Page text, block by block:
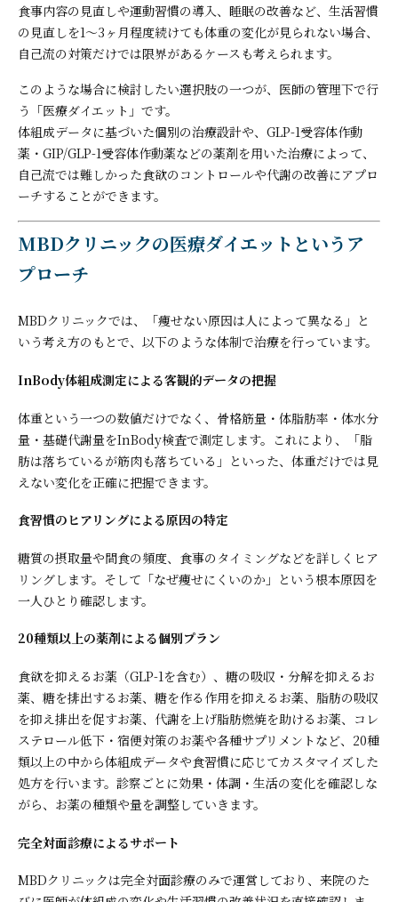
食事内容の見直しや運動習慣の導入、睡眠の改善など、生活習慣
の見直しを1〜3ヶ月程度続けても体重の変化が見られない場合、
自己流の対策だけでは限界があるケースも考えられます。
このような場合に検討したい選択肢の一つが、医師の管理下で行
う「医療ダイエット」です。
体組成データに基づいた個別の治療設計や、GLP-1受容体作動
薬・GIP/GLP-1受容体作動薬などの薬剤を用いた治療によって、
自己流では難しかった食欲のコントロールや代謝の改善にアプロ
ーチすることができます。
MBDクリニックの医療ダイエットというア
プローチ
MBDクリニックでは、「痩せない原因は人によって異なる」と
いう考え方のもとで、以下のような体制で治療を行っています。
InBody体組成測定による客観的データの把握
体重という一つの数値だけでなく、骨格筋量・体脂肪率・体水分
量・基礎代謝量をInBody検査で測定します。これにより、「脂
肪は落ちているが筋肉も落ちている」といった、体重だけでは見
えない変化を正確に把握できます。
食習慣のヒアリングによる原因の特定
糖質の摂取量や間食の頻度、食事のタイミングなどを詳しくヒア
リングします。そして「なぜ痩せにくいのか」という根本原因を
一人ひとり確認します。
20種類以上の薬剤による個別プラン
食欲を抑えるお薬（GLP-1を含む）、糖の吸収・分解を抑えるお
薬、糖を排出するお薬、糖を作る作用を抑えるお薬、脂肪の吸収
を抑え排出を促すお薬、代謝を上げ脂肪燃焼を助けるお薬、コレ
ステロール低下・宿便対策のお薬や各種サプリメントなど、20種
類以上の中から体組成データや食習慣に応じてカスタマイズした
処方を行います。診察ごとに効果・体調・生活の変化を確認しな
がら、お薬の種類や量を調整していきます。
完全対面診療によるサポート
MBDクリニックは完全対面診療のみで運営しており、来院のた